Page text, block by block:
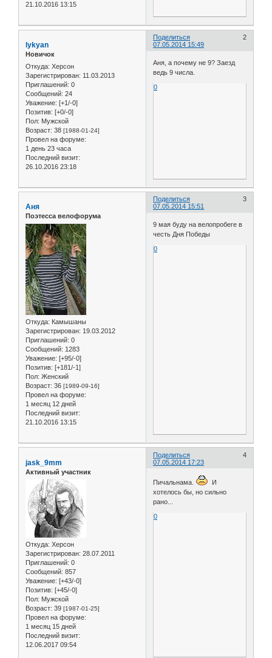
21.10.2016 13:15
Поделиться
2
07.05.2014 15:49
lykyan
Новичок
Откуда: Херсон
Зарегистрирован: 11.03.2013
Приглашений: 0
Сообщений: 24
Уважение: [+1/-0]
Позитив: [+0/-0]
Пол: Мужской
Возраст: 38 [1988-01-24]
Провел на форуме:
1 день 23 часа
Последний визит:
26.10.2016 23:18
Аня, а почему не 9? Заезд
ведь 9 числа.
0
Поделиться
3
07.05.2014 15:51
Аня
Поэтесса велофорума
Откуда: Камышаны
Зарегистрирован: 19.03.2012
Приглашений: 0
Сообщений: 1283
Уважение: [+95/-0]
Позитив: [+181/-1]
Пол: Женский
Возраст: 36 [1989-09-16]
Провел на форуме:
1 месяц 12 дней
Последний визит:
21.10.2016 13:15
9 мая буду на велопробеге в
честь Дня Победы
0
Поделиться
4
07.05.2014 17:23
jask_9mm
Активный участник
Откуда: Херсон
Зарегистрирован: 28.07.2011
Приглашений: 0
Сообщений: 857
Уважение: [+43/-0]
Позитив: [+45/-0]
Пол: Мужской
Возраст: 39 [1987-01-25]
Провел на форуме:
1 месяц 15 дней
Последний визит:
12.06.2017 09:54
Пичальнама.
И
хотелось бы, но сильно
рано...
0